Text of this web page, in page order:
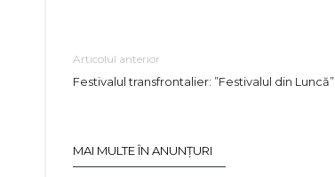
Articolul anterior
Festivalul transfrontalier: ”Festivalul din Luncă”
MAI MULTE ÎN ANUNȚURI